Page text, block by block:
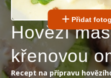
Přidat
Hovězí
křenovou
Recept na přípravu